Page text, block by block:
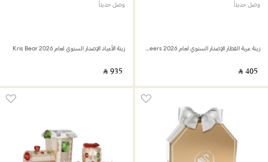
وصل حديثاً
زينة عربة القطار الإصدار السنوي لعام 2026 Holiday Cheers
‎ ⃁ ⁦405⁩ ‎
وصل حديثاً
زينة الأعياد الإصدار السنوي لعام 2026 Kris Bear
‎ ⃁ ⁦935⁩ ‎